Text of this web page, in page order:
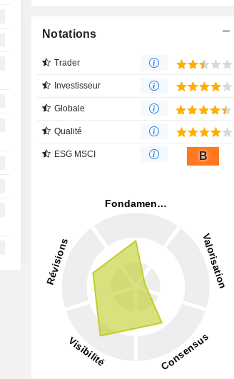
Notations
Trader
Investisseur
Globale
Qualité
ESG MSCI B